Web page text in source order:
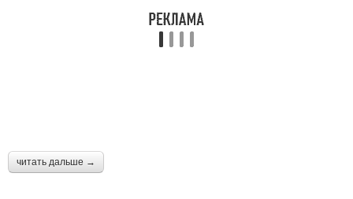
читать дальше →